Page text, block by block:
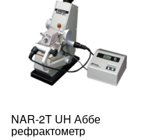
NAR-2T UH Аббе
рефрактометр